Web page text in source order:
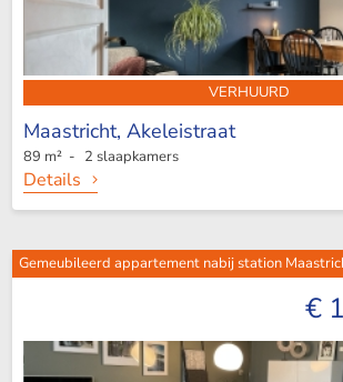
VERHUURD
Maastricht, Akeleistraat
89 m² - 2 slaapkamers
Details
Gemeubileerd appartement nabij station
€